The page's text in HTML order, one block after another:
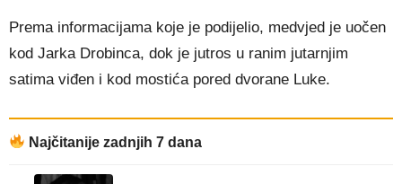
Prema informacijama koje je podijelio, medvjed je uočen
kod Jarka Drobinca, dok je jutros u ranim jutarnjim
satima viđen i kod mostića pored dvorane Luke.
Najčitanije zadnjih 7 dana